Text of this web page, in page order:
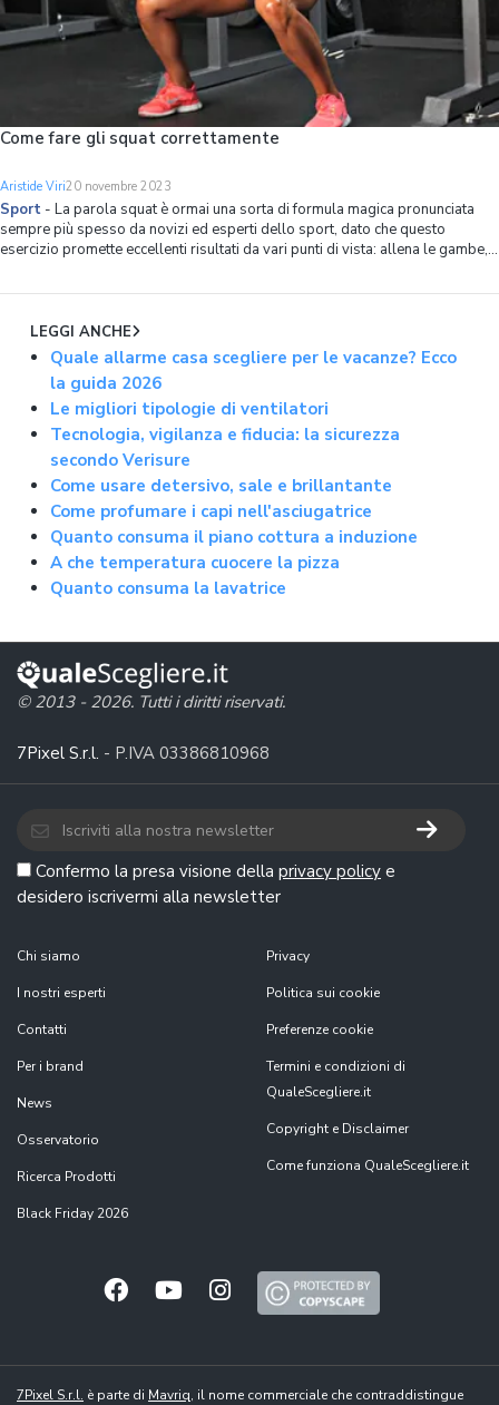
Come fare gli squat correttamente
Aristide Viri20 novembre 2023
Sport - La parola squat è ormai una sorta di formula magica pronunciata
sempre più spesso da novizi ed esperti dello sport, dato che questo
esercizio promette eccellenti risultati da vari punti di vista: allena le gambe,
LEGGI ANCHE
Quale allarme casa scegliere per le vacanze? Ecco
la guida 2026
Le migliori tipologie di ventilatori
Tecnologia, vigilanza e fiducia: la sicurezza
secondo Verisure
Come usare detersivo, sale e brillantante
Come profumare i capi nell'asciugatrice
Quanto consuma il piano cottura a induzione
A che temperatura cuocere la pizza
Quanto consuma la lavatrice
© 2013 - 2026. Tutti i diritti riservati.
7Pixel S.r.l. - P.IVA 03386810968
Confermo la presa visione della privacy policy e
desidero iscrivermi alla newsletter
Chi siamo
I nostri esperti
Contatti
Per i brand
News
Osservatorio
Ricerca Prodotti
Black Friday 2026
Privacy
Politica sui cookie
Preferenze cookie
Termini e condizioni di
QualeScegliere.it
Copyright e Disclaimer
Come funziona QualeScegliere.it
7Pixel S.r.l. è parte di Mavriq, il nome commerciale che contraddistingue